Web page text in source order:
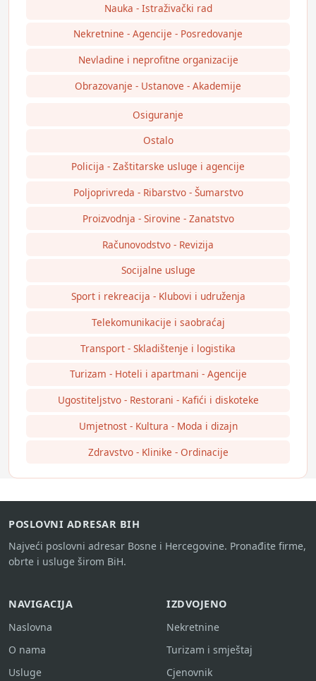
Nauka - Istraživački rad
Nekretnine - Agencije - Posredovanje
Nevladine i neprofitne organizacije
Obrazovanje - Ustanove - Akademije
Osiguranje
Ostalo
Policija - Zaštitarske usluge i agencije
Poljoprivreda - Ribarstvo - Šumarstvo
Proizvodnja - Sirovine - Zanatstvo
Računovodstvo - Revizija
Socijalne usluge
Sport i rekreacija - Klubovi i udruženja
Telekomunikacije i saobraćaj
Transport - Skladištenje i logistika
Turizam - Hoteli i apartmani - Agencije
Ugostiteljstvo - Restorani - Kafići i diskoteke
Umjetnost - Kultura - Moda i dizajn
Zdravstvo - Klinike - Ordinacije
POSLOVNI ADRESAR BIH
Najveći poslovni adresar Bosne i Hercegovine. Pronađite firme,
obrte i usluge širom BiH.
NAVIGACIJA
Naslovna
O nama
Usluge
IZDVOJENO
Nekretnine
Turizam i smještaj
Cjenovnik